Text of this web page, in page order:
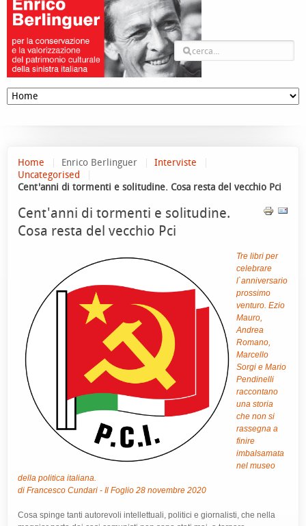
Home Enrico Berlinguer
Interviste
Uncategorised
Cent'anni di tormenti e solitudine. Cosa resta del vecchio Pci
Cent'anni di tormenti e solitudine.
Cosa resta del vecchio Pci
Tre libri per
celebrare
l`anniversario
prossimo
venturo. Ezio
Mauro,
Andrea
Romano,
Marcello
Sorgi e Mario
Pendinelli
raccontano
una storia
che non si
rassegna a
finire
imbalsamata
nel museo
della politica italiana.
di Francesco Cundari - Il Foglio 28 novembre 2020
Cosa spinge tanti autorevoli intellettuali, politici e giornalisti, che nella